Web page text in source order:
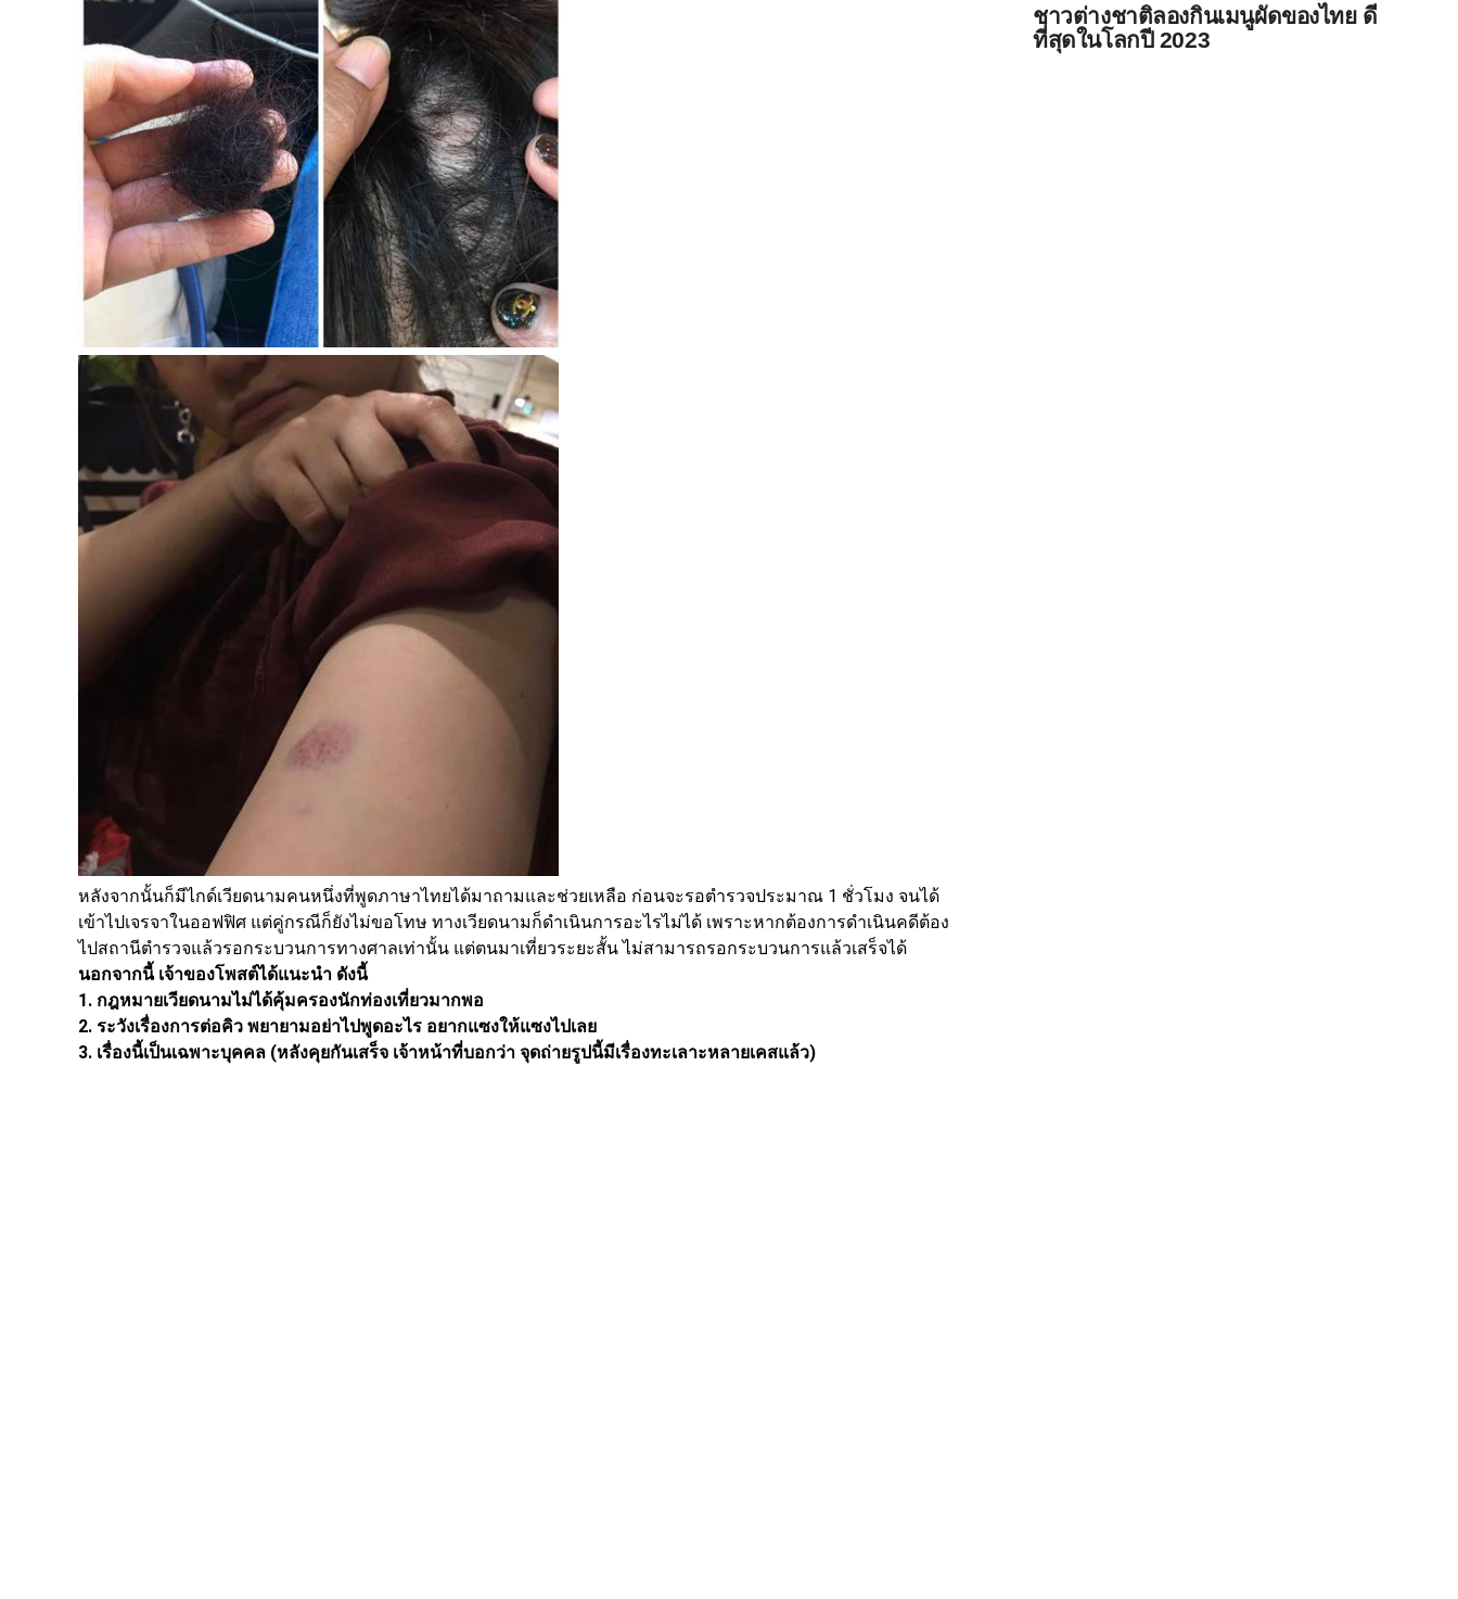
หลังจากนั้นก็มีไกด์เวียดนามคนหนึ่งที่พูดภาษาไทยได้มาถามและช่วยเหลือ ก่อนจะรอตำรวจประมาณ 1 ชั่วโมง จนได้
เข้าไปเจรจาในออฟฟิศ แต่คู่กรณีก็ยังไม่ขอโทษ ทางเวียดนามก็ดำเนินการอะไรไม่ได้ เพราะหากต้องการดำเนินคดีต้อง
ไปสถานีตำรวจแล้วรอกระบวนการทางศาลเท่านั้น แต่ตนมาเที่ยวระยะสั้น ไม่สามารถรอกระบวนการแล้วเสร็จได้
นอกจากนี้ เจ้าของโพสต์ได้แนะนำ ดังนี้
1. กฎหมายเวียดนามไม่ได้คุ้มครองนักท่องเที่ยวมากพอ
2. ระวังเรื่องการต่อคิว พยายามอย่าไปพูดอะไร อยากแซงให้แซงไปเลย
3. เรื่องนี้เป็นเฉพาะบุคคล (หลังคุยกันเสร็จ เจ้าหน้าที่บอกว่า จุดถ่ายรูปนี้มีเรื่องทะเลาะหลายเคสแล้ว)
ชาวต่างชาติลองกินเมนูผัดของไทย ดี
ที่สุดในโลกปี 2023